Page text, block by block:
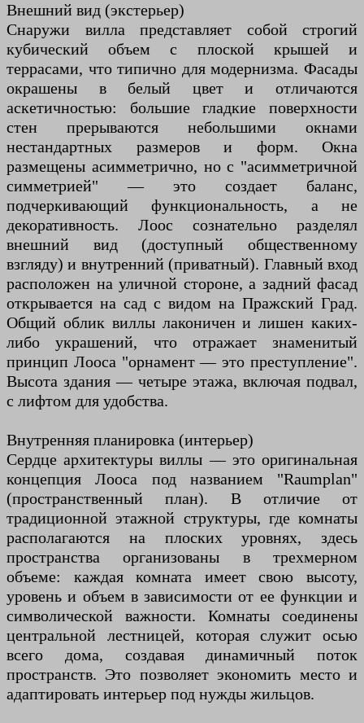
Внешний вид (экстерьер)
Снаружи вилла представляет собой строгий
кубический объем с плоской крышей и
террасами, что типично для модернизма. Фасады
окрашены в белый цвет и отличаются
аскетичностью: большие гладкие поверхности
стен прерываются небольшими окнами
нестандартных размеров и форм. Окна
размещены асимметрично, но с "асимметричной
симметрией" — это создает баланс,
подчеркивающий функциональность, а не
декоративность. Лоос сознательно разделял
внешний вид (доступный общественному
взгляду) и внутренний (приватный). Главный вход
расположен на уличной стороне, а задний фасад
открывается на сад с видом на Пражский Град.
Общий облик виллы лаконичен и лишен каких-
либо украшений, что отражает знаменитый
принцип Лооса "орнамент — это преступление".
Высота здания — четыре этажа, включая подвал,
с лифтом для удобства.
Внутренняя планировка (интерьер)
Сердце архитектуры виллы — это оригинальная
концепция Лооса под названием "Raumplan"
(пространственный план). В отличие от
традиционной этажной структуры, где комнаты
располагаются на плоских уровнях, здесь
пространства организованы в трехмерном
объеме: каждая комната имеет свою высоту,
уровень и объем в зависимости от ее функции и
символической важности. Комнаты соединены
центральной лестницей, которая служит осью
всего дома, создавая динамичный поток
пространств. Это позволяет экономить место и
адаптировать интерьер под нужды жильцов.